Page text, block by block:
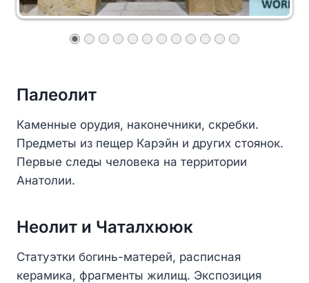
Палеолит
Каменные орудия, наконечники, скребки.
Предметы из пещер Карэйн и других стоянок.
Первые следы человека на территории
Анатолии.
Неолит и Чаталхююк
Статуэтки богинь-матерей, расписная
керамика, фрагменты жилищ. Экспозиция